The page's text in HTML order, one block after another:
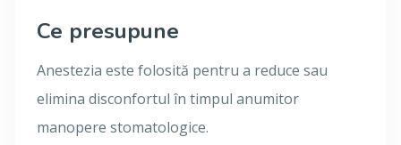
Ce presupune
Anestezia este folosită pentru a reduce sau
elimina disconfortul în timpul anumitor
manopere stomatologice.